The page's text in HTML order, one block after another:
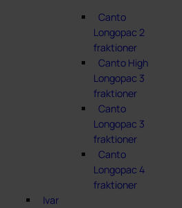
Canto
Longopac 2
fraktioner
Canto High
Longopac 3
fraktioner
Canto
Longopac 3
fraktioner
Canto
Longopac 4
fraktioner
Ivar